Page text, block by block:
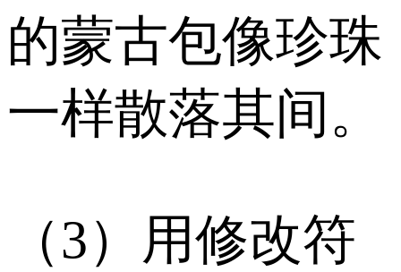
的蒙古包像珍珠
一样散落其间。
（3）用修改符